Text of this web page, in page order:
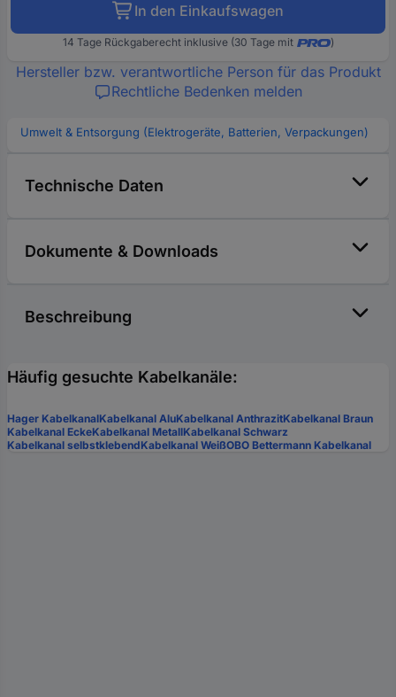
In den Einkaufswagen
14 Tage Rückgaberecht inklusive (30 Tage mit )
Hersteller bzw. verantwortliche Person für das Produkt
Rechtliche Bedenken melden
Umwelt & Entsorgung (Elektrogeräte, Batterien, Verpackungen)
Technische Daten
Dokumente & Downloads
Beschreibung
Häufig gesuchte Kabelkanäle:
Hager KabelkanalKabelkanal AluKabelkanal AnthrazitKabelkanal Braun
Kabelkanal EckeKabelkanal MetallKabelkanal Schwarz
Kabelkanal selbstklebendKabelkanal WeißOBO Bettermann Kabelkanal